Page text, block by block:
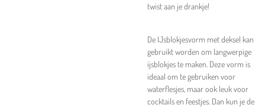
twist aan je drankje!
De IJsblokjesvorm met deksel kan
gebruikt worden om langwerpige
ijsblokjes te maken. Deze vorm is
ideaal om te gebruiken voor
waterflesjes, maar ook leuk voor
cocktails en feestjes. Dan kun je de